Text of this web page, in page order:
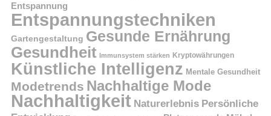
Entspannung
Entspannungstechniken
Gartengestaltung Gesunde Ernährung
Gesundheit Immunsystem stärken Kryptowährungen
Künstliche Intelligenz Mentale Gesundheit
Modetrends Nachhaltige Mode
Nachhaltigkeit Naturerlebnis Persönliche